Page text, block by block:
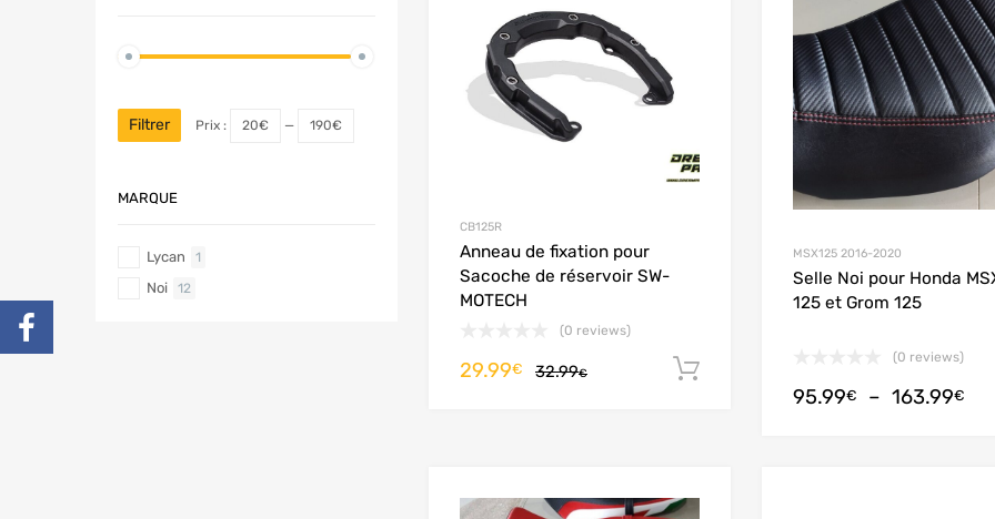
CB125R
Anneau de fixation pour
Sacoche de réservoir SW-
MOTECH
(0 reviews)
32.99€
29.99€
MSX125 2016-2020
Selle Noi pour Honda
125 et Grom 125
(0 reviews)
95.99€ – 163.99€
Filtrer Prix : 20€ — 190€
MARQUE
Lycan 1
Noi 12